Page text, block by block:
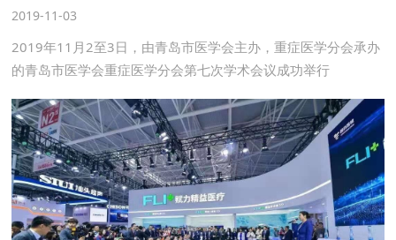
2019-11-03
2019年11月2至3日，由青岛市医学会主办，重症医学分会承办
的青岛市医学会重症医学分会第七次学术会议成功举行